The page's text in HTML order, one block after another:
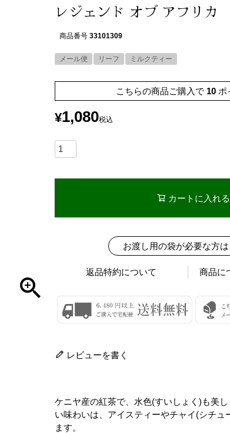
レジェンド オブ アフリカ
商品番号 33101309
メール便 リーフ ミルクティー
こちらの商品ご購入で 10 ポ
¥1,080税込
カートに入れる
お渡し用の袋が必要な方
返品特約について 商品に
レビューを書く
ケニヤ産の紅茶で、水色(すいしょく)も美
い味わいは、アイスティーやチャイ(シチュ
ます。